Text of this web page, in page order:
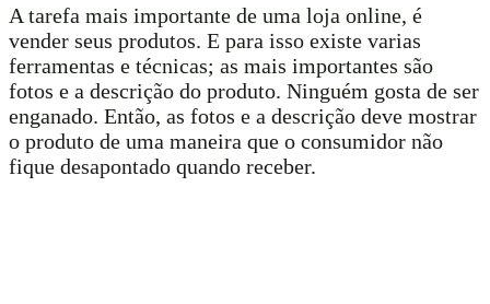
A tarefa mais importante de uma loja online, é
vender seus produtos. E para isso existe varias
ferramentas e técnicas; as mais importantes são
fotos e a descrição do produto. Ninguém gosta de ser
enganado. Então, as fotos e a descrição deve mostrar
o produto de uma maneira que o consumidor não
fique desapontado quando receber.